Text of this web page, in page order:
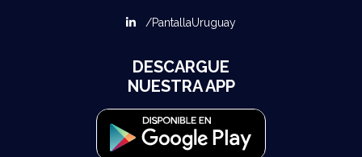
/PantallaUruguay
DESCARGUE
NUESTRA APP